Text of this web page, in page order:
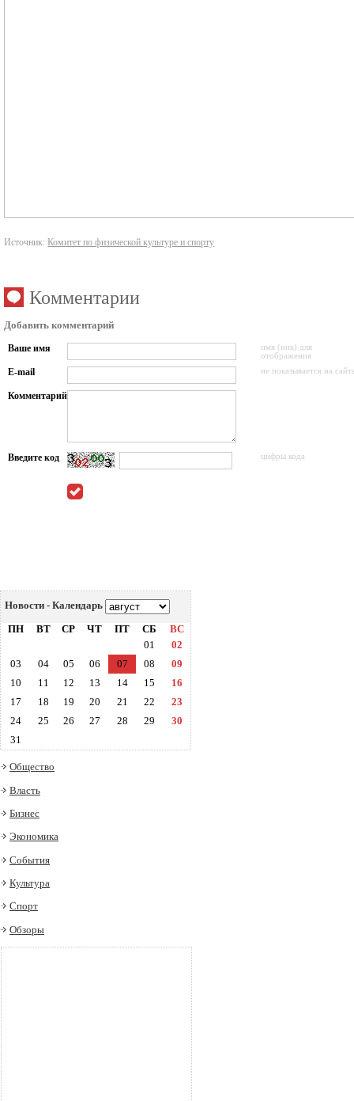
Источник:Комитет по физической культуре и спорту
Комментарии
Добавить комментарий
Ваше имя
имя (ник) для
отображения
E-mail не показывается на
Комментарий
Введите код цифры кода
Новости - Календарь
ПН
ВТ СР ЧТ ПТ СБ
ВС
01
02
03
04 05 06 07 08
09
10
11 12 13 14 15
16
17
18 19 20 21 22
23
24
25 26 27 28 29
30
31
Общество
Власть
Бизнес
Экономика
События
Культура
Спорт
Обзоры